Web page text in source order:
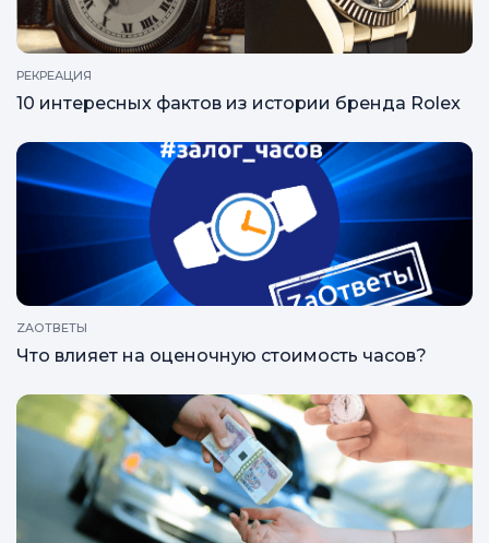
РЕКРЕАЦИЯ
10 интересных фактов из истории бренда Rolex
ZAОТВЕТЫ
Что влияет на оценочную стоимость часов?